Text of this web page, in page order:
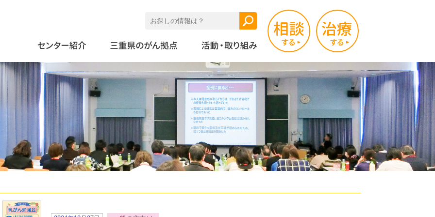
総合がん治療センター
がんセンター紹介 三重県のがん拠点 活動・取り組み
相談する